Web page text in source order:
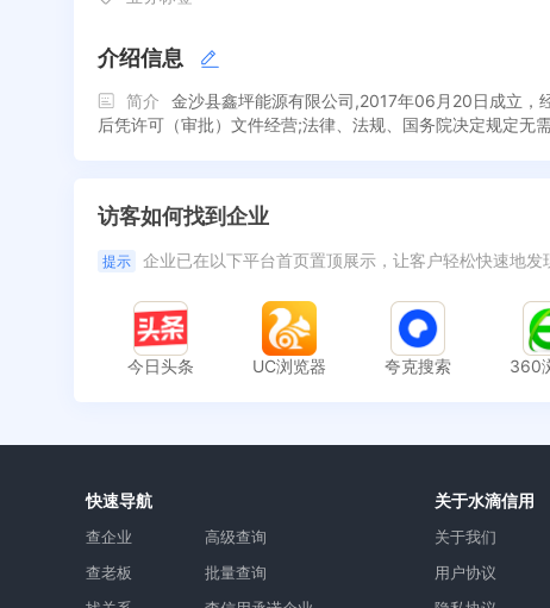
介绍信息
简介
金沙县鑫坪能源有限公司,2017年06月20日成立，
后凭许可（审批）文件经营;法律、法规、国务院决定规定无
访客如何找到企业
提示 企业已在以下平台首页置顶展示，让客户轻松快速地发
今日头条 UC浏览器 夸克搜索 360
快速导航
查企业
查老板
高级查询
批量查询
关于水滴信用
关于我们
用户协议